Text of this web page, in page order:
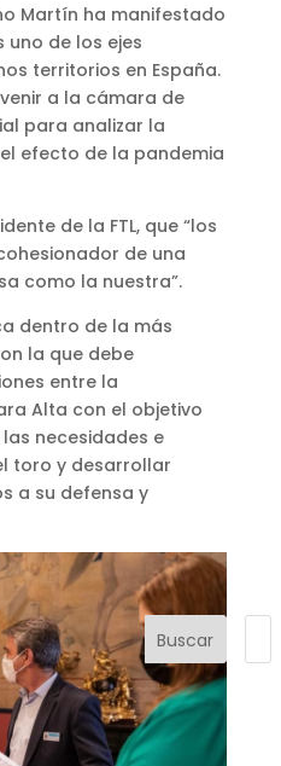
Martín ha manifestado
uno de los ejes
territorios en España.
a la cámara de
para analizar la
efecto de la pandemia
de la FTL, que “los
de una
como la nuestra”.
dentro de la más
la que debe
entre la
Alta con el objetivo
necesidades e
toro y desarrollar
a su defensa y
Buscar